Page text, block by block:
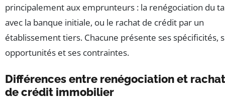
principalement aux emprunteurs : la renégociation du
avec la banque initiale, ou le rachat de crédit par un
établissement tiers. Chacune présente ses spécificités,
opportunités et ses contraintes.
Différences entre renégociation et rachat
de crédit immobilier